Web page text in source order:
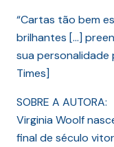
“Cartas tão bem
brilhantes […]
sua personalidade
Times]
SOBRE A AUTORA:
Virginia Woolf
final de século